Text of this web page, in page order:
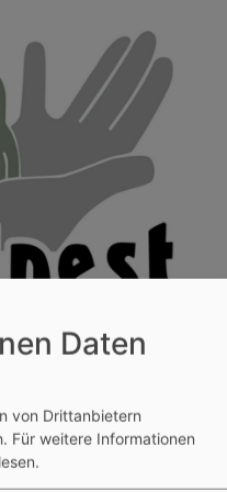
Daten
von Drittanbietern
Für weitere Informationen
lesen.